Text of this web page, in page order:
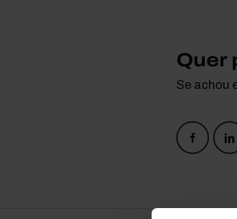
Quer
Se achou